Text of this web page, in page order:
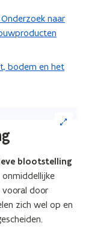
naar
bodem en het
blootstelling
onmiddellijke
vooral door
zich wel op en